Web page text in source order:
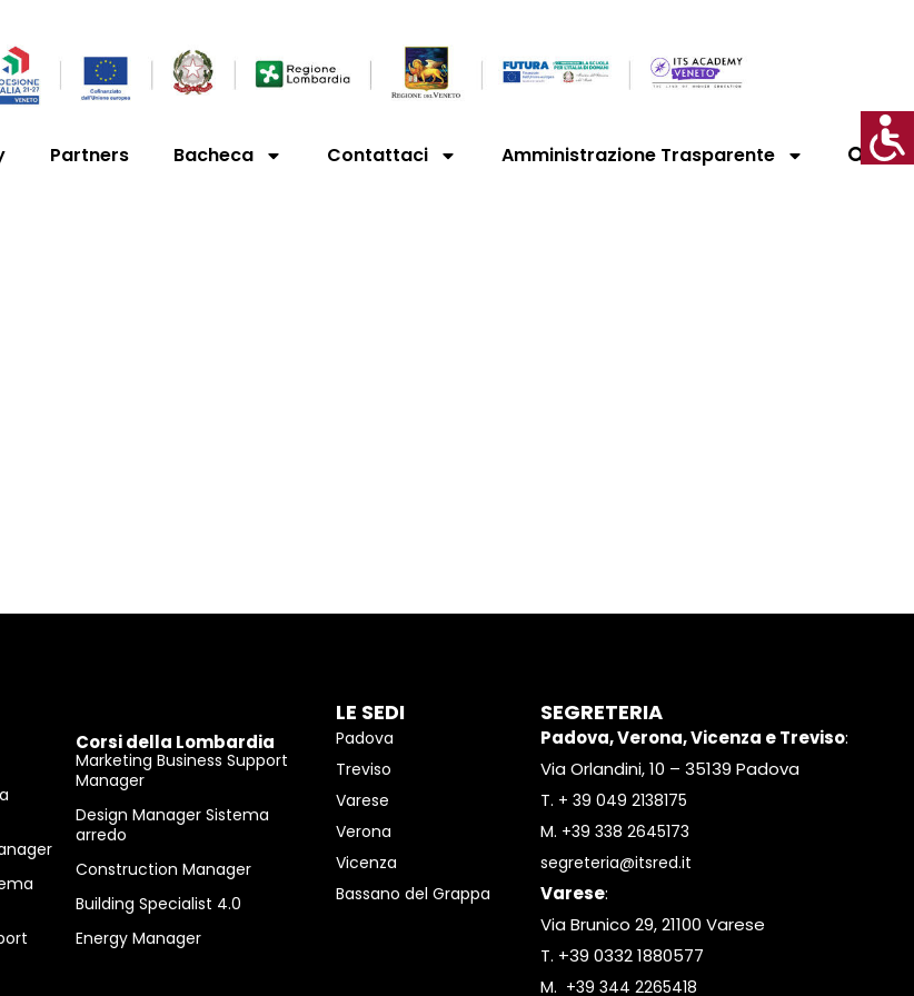
Partners Bacheca Contattaci Amministrazione Trasparente
Corsi della Lombardia
Marketing Business Support
Manager
Design Manager Sistema
arredo
Construction Manager
Building Specialist 4.0
Energy Manager
LE SEDI
Padova
Treviso
Varese
Verona
Vicenza
Bassano del Grappa
SEGRETERIA
Padova, Verona, Vicenza e Treviso:
Via Orlandini, 10 – 35139 Padova
T. + 39 049 2138175
M. +39 338 2645173
segreteria@itsred.it
Varese:
Via Brunico 29, 21100 Varese
T. +39 0332 1880577
M. +39 344 2265418